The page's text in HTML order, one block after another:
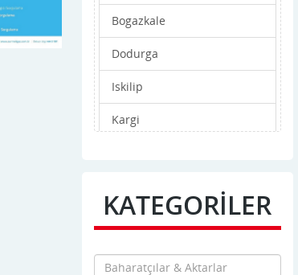
Bogazkale
Dodurga
Iskilip
Kargi
Merkez
Oguzlar
KATEGORİLER